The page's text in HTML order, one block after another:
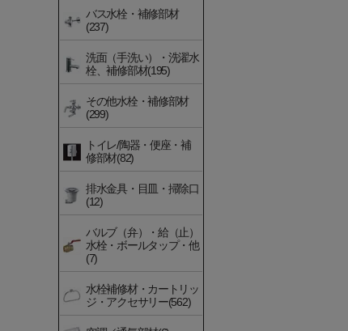
バス水栓・補修部材
(237)
洗面（手洗い）・洗濯水
栓、補修部材(195)
その他水栓・補修部材
(299)
トイレ/陶器・便座・補
修部材(82)
排水金具・目皿・掃除口
(12)
バルブ（弁）・給（止）
水栓・ボールタップ・他
(7)
水栓補修材・カートリッ
ジ・アクセサリー(562)